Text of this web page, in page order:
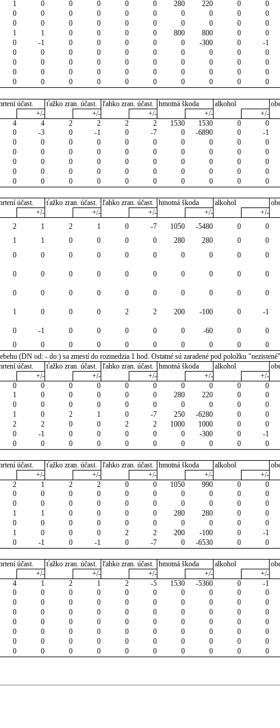
1 0 0 0 0 0 280 220 0 0
0 0 0 0 0 0 0 0 0 0
0 0 0 0 0 0 0 0 0 0
1 1 0 0 0 0 800 800 0 0
0 -1 0 0 0 0 0 -300 0 -1
0 0 0 0 0 0 0 0 0 0
0 0 0 0 0 0 0 0 0 0
0 0 0 0 0 0 0 0 0 0
0 0 0 0 0 0 0 0 0 0
účast. ťažko zran. účast. ľahko zran. účast. hmotná škoda alkohol
+/- +/- +/- +/- +/-
4 4 2 2 2 2 1530 1530 0 0
0 -3 0 -1 0 -7 0 -6890 0 -1
0 0 0 0 0 0 0 0 0 0
0 0 0 0 0 0 0 0 0 0
0 0 0 0 0 0 0 0 0 0
0 0 0 0 0 0 0 0 0 0
0 0 0 0 0 0 0 0 0 0
účast. ťažko zran. účast. ľahko zran. účast. hmotná škoda alkohol
+/- +/- +/- +/- +/-
2 1 2 1 0 -7 1050 -5480 0 0
1 1 0 0 0 0 280 280 0 0
0 0 0 0 0 0 0 0 0 0
0 0 0 0 0 0 0 0 0 0
0 0 0 0 0 0 0 0 0 0
1 0 0 0 2 2 200 -100 0 -1
0 -1 0 0 0 0 0 -60 0 0
0 0 0 0 0 0 0 0 0 0
(DN od: - do:) sa zmestí do rozmedzia 1 hod. Ostatné sú zaradené pod položku "nezistené"
účast. ťažko zran. účast. ľahko zran. účast. hmotná škoda alkohol
+/- +/- +/- +/- +/-
0 0 0 0 0 0 0 0 0 0
1 0 0 0 0 0 280 220 0 0
0 0 0 0 0 0 0 0 0 0
1 0 2 1 0 -7 250 -6280 0 0
2 2 0 0 2 2 1000 1000 0 0
0 -1 0 0 0 0 0 -300 0 -1
0 0 0 0 0 0 0 0 0 0
účast. ťažko zran. účast. ľahko zran. účast. hmotná škoda alkohol
+/- +/- +/- +/- +/-
2 1 2 2 0 0 1050 990 0 0
0 0 0 0 0 0 0 0 0 0
0 0 0 0 0 0 0 0 0 0
1 1 0 0 0 0 280 280 0 0
0 0 0 0 0 0 0 0 0 0
1 0 0 0 2 2 200 -100 0 -1
0 -1 0 -1 0 -7 0 -6530 0 0
účast. ťažko zran. účast. ľahko zran. účast. hmotná škoda alkohol
+/- +/- +/- +/- +/-
4 1 2 1 2 -5 1530 -5360 0 -1
0 0 0 0 0 0 0 0 0 0
0 0 0 0 0 0 0 0 0 0
0 0 0 0 0 0 0 0 0 0
0 0 0 0 0 0 0 0 0 0
0 0 0 0 0 0 0 0 0 0
0 0 0 0 0 0 0 0 0 0
0 0 0 0 0 0 0 0 0 0